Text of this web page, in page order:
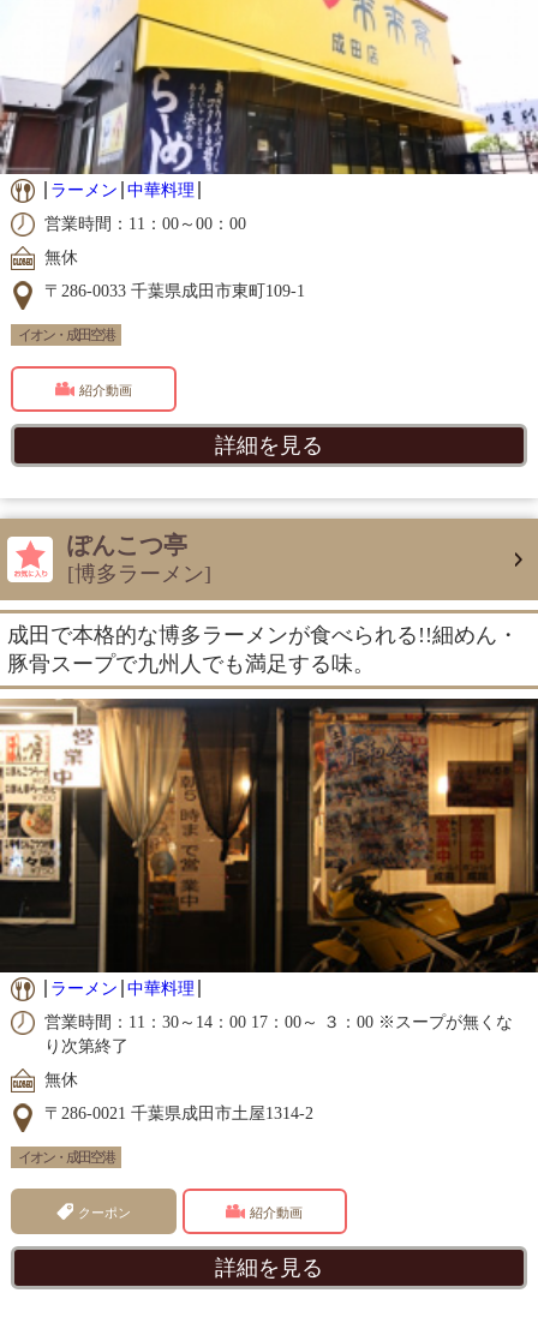
ラーメン 中華料理
営業時間：11：00～00：00
無休
〒286-0033 千葉県成田市東町109-1
イオン・成田空港
紹介動画
詳細を見る
ぽんこつ亭
[博多ラーメン]
成田で本格的な博多ラーメンが食べられる!!細めん・
豚骨スープで九州人でも満足する味。
ラーメン 中華料理
営業時間：11：30～14：00 17：00～ ３：00 ※スープが無くな
り次第終了
無休
〒286-0021 千葉県成田市土屋1314-2
イオン・成田空港
クーポン 紹介動画
詳細を見る